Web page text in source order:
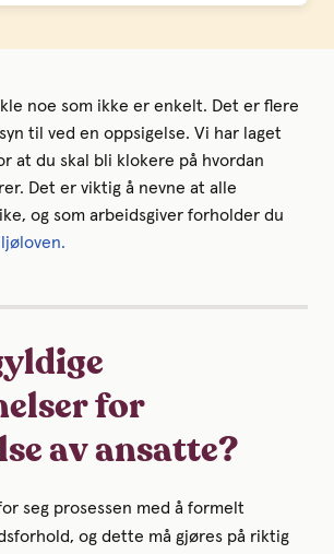
noe som ikke er enkelt. Det er flere
til ved en oppsigelse. Vi har laget
at du skal bli klokere på hvordan
Det er viktig å nevne at alle
og som arbeidsgiver forholder du
for
av ansatte?
seg prosessen med å formelt
og dette må gjøres på riktig